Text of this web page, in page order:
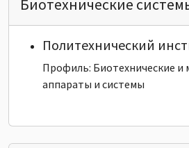
Биотехнические
Политехнический
Профиль: Биотехнические и
аппараты и системы